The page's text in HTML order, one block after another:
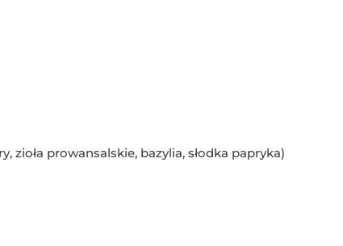
zioła prowansalskie, bazylia, słodka papryka)